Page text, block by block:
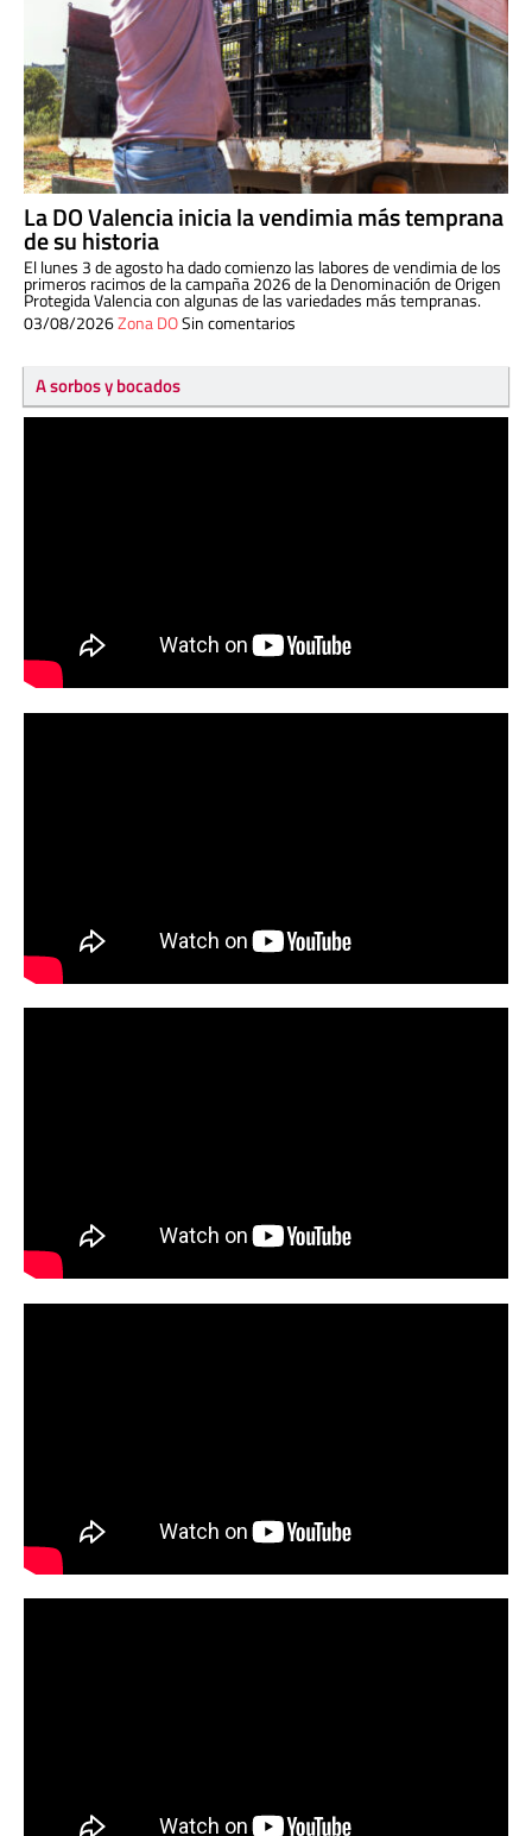
La DO Valencia inicia la vendimia más temprana
de su historia
El lunes 3 de agosto ha dado comienzo las labores de vendimia de los
primeros racimos de la campaña 2026 de la Denominación de Origen
Protegida Valencia con algunas de las variedades más tempranas.
03/08/2026Zona DOSin comentarios
A sorbos y bocados